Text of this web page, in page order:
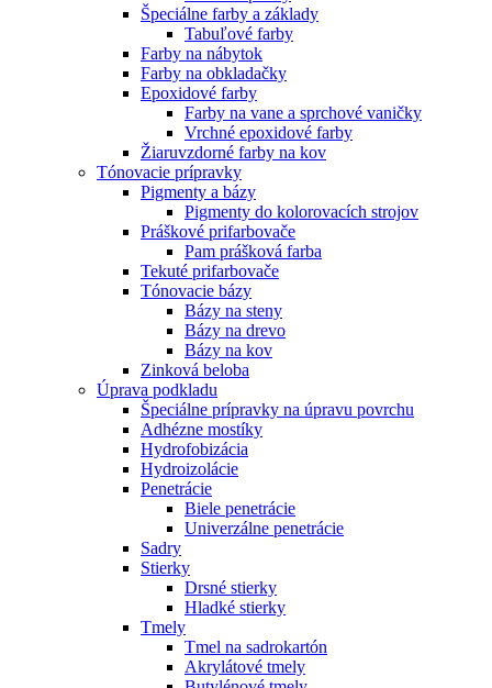
Špeciálne farby a základy
Tabuľové farby
Farby na nábytok
Farby na obkladačky
Epoxidové farby
Farby na vane a sprchové vaničky
Vrchné epoxidové farby
Žiaruvzdorné farby na kov
Tónovacie prípravky
Pigmenty a bázy
Pigmenty do kolorovacích strojov
Práškové prifarbovače
Pam prášková farba
Tekuté prifarbovače
Tónovacie bázy
Bázy na steny
Bázy na drevo
Bázy na kov
Zinková beloba
Úprava podkladu
Špeciálne prípravky na úpravu povrchu
Adhézne mostíky
Hydrofobizácia
Hydroizolácie
Penetrácie
Biele penetrácie
Univerzálne penetrácie
Sadry
Stierky
Drsné stierky
Hladké stierky
Tmely
Tmel na sadrokartón
Akrylátové tmely